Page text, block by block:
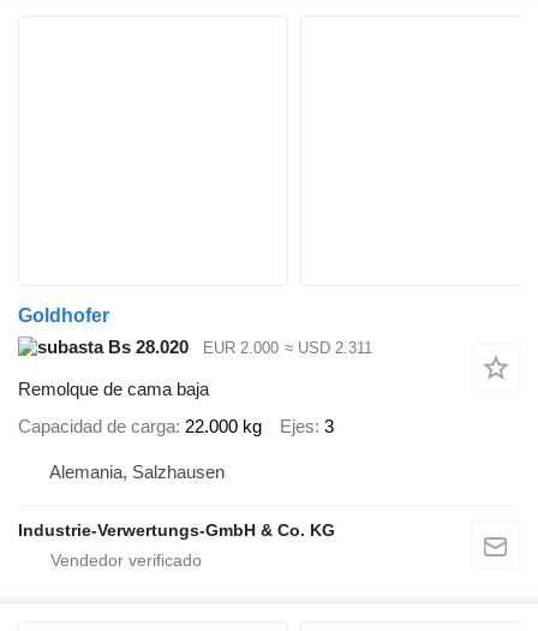
Goldhofer
Bs 28.020
EUR 2.000 ≈ USD 2.311
Remolque de cama baja
Capacidad de carga 22.000 kg Ejes 3
Alemania, Salzhausen
Industrie-Verwertungs-GmbH & Co. KG